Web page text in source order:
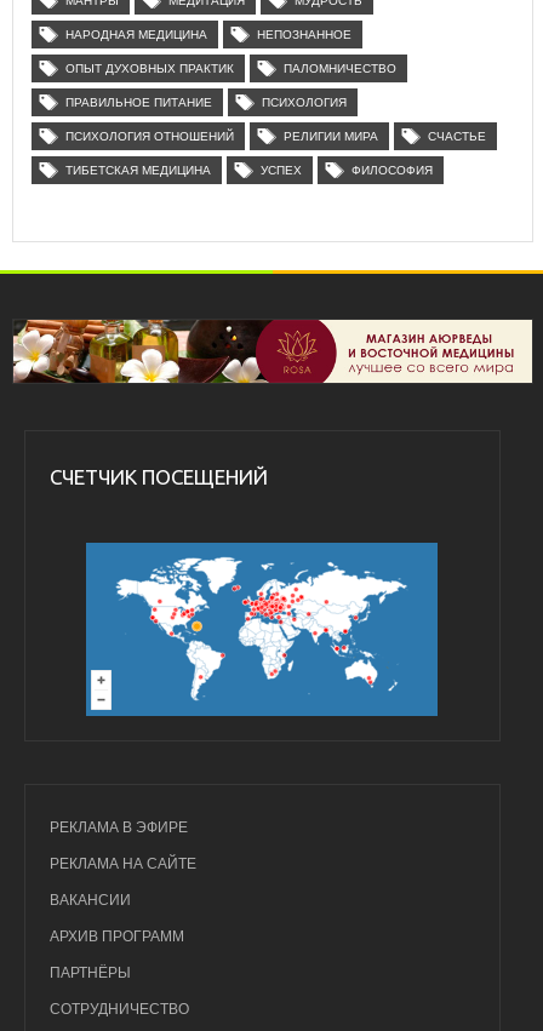
НАРОДНАЯ МЕДИЦИНА НЕПОЗНАННОЕ
ОПЫТ ДУХОВНЫХ ПРАКТИК ПАЛОМНИЧЕСТВО
ПРАВИЛЬНОЕ ПИТАНИЕ ПСИХОЛОГИЯ
ПСИХОЛОГИЯ ОТНОШЕНИЙ РЕЛИГИИ МИРА СЧАСТЬЕ
ТИБЕТСКАЯ МЕДИЦИНА УСПЕХ ФИЛОСОФИЯ
СЧЕТЧИК ПОСЕЩЕНИЙ
РЕКЛАМА В ЭФИРЕ
РЕКЛАМА НА САЙТЕ
ВАКАНСИИ
АРХИВ ПРОГРАММ
ПАРТНЁРЫ
СОТРУДНИЧЕСТВО